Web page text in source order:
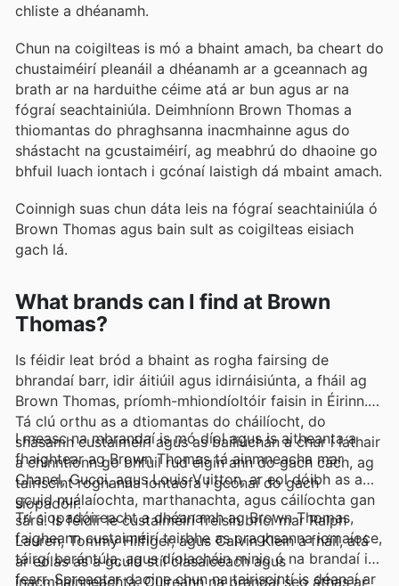
chliste a dhéanamh.
Chun na coigilteas is mó a bhaint amach, ba cheart do
chustaiméirí pleanáil a dhéanamh ar a gceannach ag
brath ar na harduithe céime atá ar bun agus ar na
fógraí seachtainiúla. Deimhníonn Brown Thomas a
thiomantas do phraghsanna inacmhainne agus do
shástacht na gcustaiméirí, ag meabhrú do dhaoine go
bhfuil luach iontach i gcónaí laistigh dá mbaint amach.
Coinnigh suas chun dáta leis na fógraí seachtainiúla ó
Brown Thomas agus bain sult as coigilteas eisiach
gach lá.
What brands can I find at Brown
Thomas?
Is féidir leat bród a bhaint as rogha fairsing de
bhrandaí barr, idir áitiúil agus idirnáisiúnta, a fháil ag
Brown Thomas, príomh-mhiondíoltóir faisin in Éirinn.
Tá clú orthu as a dtiomantas do cháilíocht, do
shásamh custaiméirí agus as bailiúchán a chur i láthair
a chinntíonn go bhfuil rud éigin ann do gach cách, ag
tairiscint roghanna iontaofa i gcónaí do gach
siopadóir.
I measc na mbrandaí is mó díol agus is aitheanta a
fhaightear ag Brown Thomas tá ainmneacha mar
Chanel, Gucci, agus Louis Vuitton, ar eol dóibh as a
gcuid nuálaíochta, marthanachta, agus cáilíochta gan
sárú. Is féidir le custaiméirí freisin brící mar Ralph
Lauren, Tommy Hilfiger, agus Calvin Klein a fháil, atá
ar eolas as a gcuid stíl clasaiceach agus
inacmhainneachta. Cuireann na brandaí seo áthas ar
Trí siopadóireacht a dhéanamh ag Brown Thomas,
faigheann custaiméirí tairbhe as praghsanna iomaíoce,
táirgí barántúla, agus díolacháin minic ó na brandaí is
fearr. Spreagtar daoine chun na tairiscintí is déanaí ar